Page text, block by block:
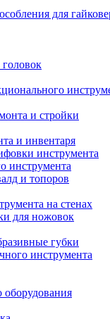
для
и стройки
и инвентаря
инструмента
инструмента
и топоров
на стенах
для ножовок
губки
инструмента
оборудования